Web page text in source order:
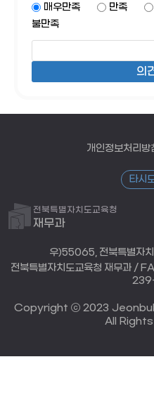
매우만족 만족
불만족
개인정보처리방
타시
전북특별자치도교육청
재무과
우)55065, 전북특별자치
전북특별자치도교육청 재무
Copyright ⓒ 2023
All